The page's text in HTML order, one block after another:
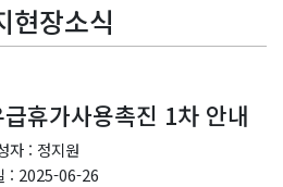
현장소식
휴가사용촉진 1차 안내
자 : 정지원
: 2025-06-26